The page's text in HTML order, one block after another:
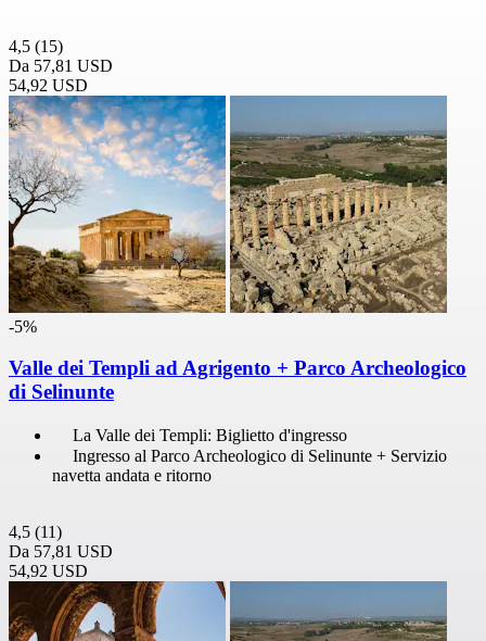
4,5 (15)
Da 57,81 USD
54,92 USD
-5%
Valle dei Templi ad Agrigento + Parco Archeologico
di Selinunte
La Valle dei Templi: Biglietto d'ingresso
Ingresso al Parco Archeologico di Selinunte + Servizio
navetta andata e ritorno
4,5 (11)
Da 57,81 USD
54,92 USD